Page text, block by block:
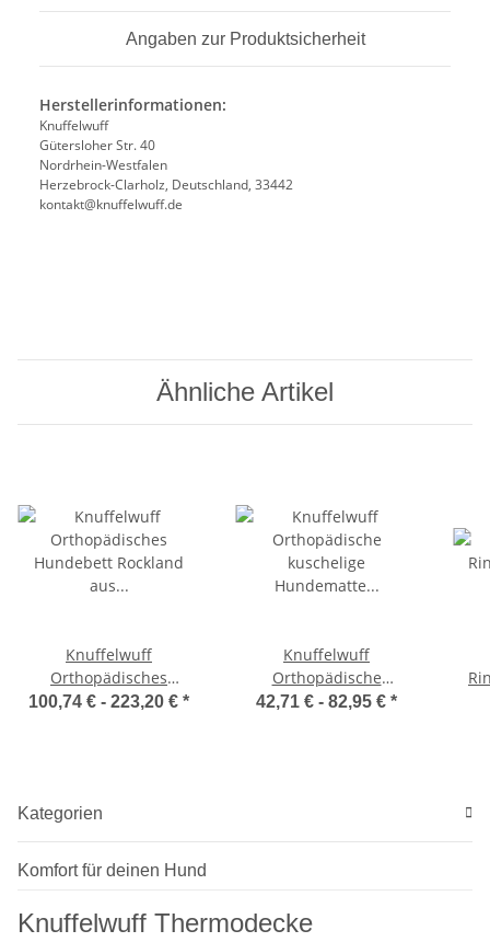
Angaben zur Produktsicherheit
Herstellerinformationen:
Knuffelwuff
Gütersloher Str. 40
Nordrhein-Westfalen
Herzebrock-Clarholz, Deutschland, 33442
kontakt@knuffelwuff.de
Ähnliche Artikel
Knuffelwuff
Orthopädisches
Hundebett Rockland aus
100,74 € - 223,20 € *
Knuffelwuff
Orthopädische
kuschelige Hundematte
42,71 € - 82,95 € *
Kategorien
Komfort für deinen Hund
Knuffelwuff Thermodecke